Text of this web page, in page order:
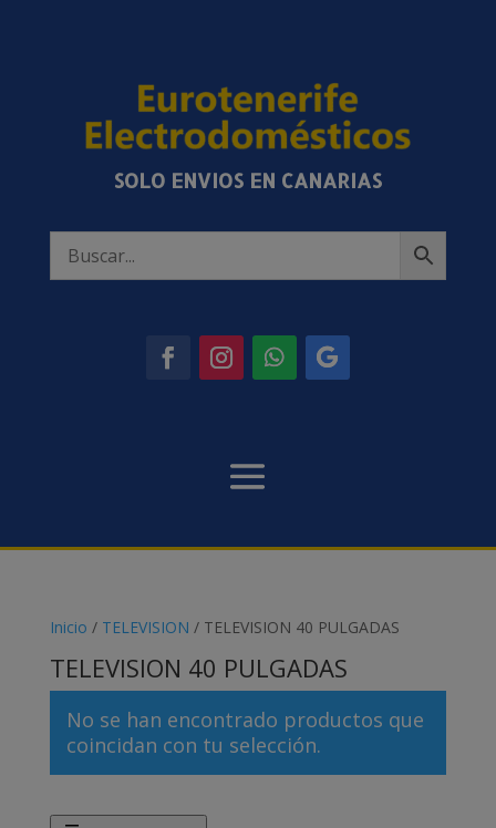
SOLO ENVIOS EN CANARIAS
Inicio / TELEVISION / TELEVISION 40 PULGADAS
TELEVISION 40 PULGADAS
No se han encontrado productos que
coincidan con tu selección.